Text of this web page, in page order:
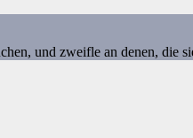
und zweifle an denen, die